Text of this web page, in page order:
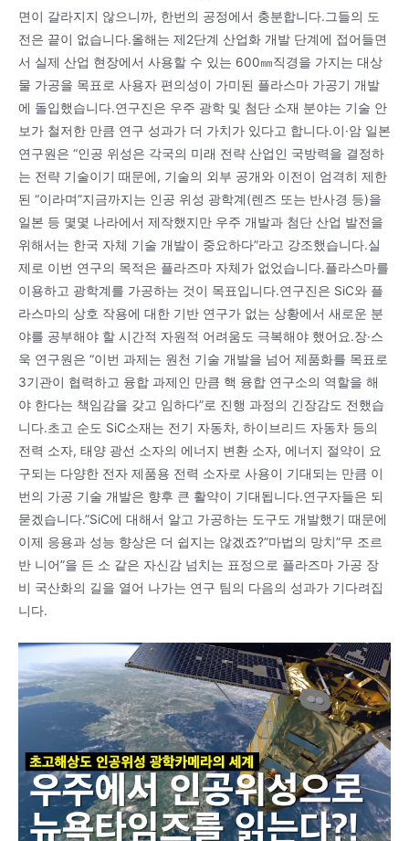
면이 갈라지지 않으니까, 한번의 공정에서 충분합니다.그들의 도
전은 끝이 없습니다.올해는 제2단계 산업화 개발 단계에 접어들면
서 실제 산업 현장에서 사용할 수 있는 600㎜직경을 가지는 대상
물 가공을 목표로 사용자 편의성이 가미된 플라스마 가공기 개발
에 돌입했습니다.연구진은 우주 광학 및 첨단 소재 분야는 기술 안
보가 철저한 만큼 연구 성과가 더 가치가 있다고 합니다.이·암 일본
연구원은 “인공 위성은 각국의 미래 전략 산업인 국방력을 결정하
는 전략 기술이기 때문에, 기술의 외부 공개와 이전이 엄격히 제한
된 “이라며”지금까지는 인공 위성 광학계(렌즈 또는 반사경 등)을
일본 등 몇몇 나라에서 제작했지만 우주 개발과 첨단 산업 발전을
위해서는 한국 자체 기술 개발이 중요하다”라고 강조했습니다.실
제로 이번 연구의 목적은 플라즈마 자체가 없었습니다.플라스마를
이용하고 광학계를 가공하는 것이 목표입니다.연구진은 SiC와 플
라스마의 상호 작용에 대한 기반 연구가 없는 상황에서 새로운 분
야를 공부해야 할 시간적 자원적 어려움도 극복해야 했어요.장·스
욱 연구원은 “이번 과제는 원천 기술 개발을 넘어 제품화를 목표로
3기관이 협력하고 융합 과제인 만큼 핵 융합 연구소의 역할을 해
야 한다는 책임감을 갖고 임하다”로 진행 과정의 긴장감도 전했습
니다.초고 순도 SiC소재는 전기 자동차, 하이브리드 자동차 등의
전력 소자, 태양 광선 소자의 에너지 변환 소자, 에너지 절약이 요
구되는 다양한 전자 제품용 전력 소자로 사용이 기대되는 만큼 이
번의 가공 기술 개발은 향후 큰 활약이 기대됩니다.연구자들은 되
묻겠습니다.”SiC에 대해서 알고 가공하는 도구도 개발했기 때문에
이제 응용과 성능 향상은 더 쉽지는 않겠죠?”마법의 망치”무 조르
반 니어”을 든 소 같은 자신감 넘치는 표정으로 플라즈마 가공 장
비 국산화의 길을 열어 나가는 연구 팀의 다음의 성과가 기다려집
니다.